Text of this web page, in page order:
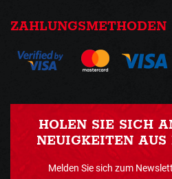
ZAHLUNGSMETHODEN
HOLEN SIE SICH
NEUIGKEITEN AUS
Melden Sie sich zum